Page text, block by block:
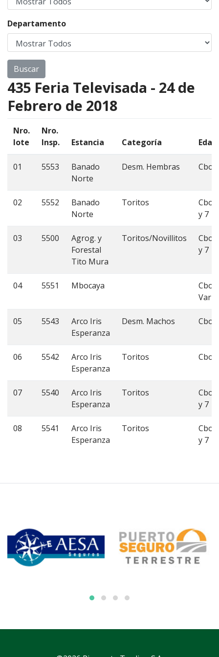
Departamento
435 Feria Televisada - 24 de
Febrero de 2018
Nro.
lote
Nro.
Insp.
Estancia Categoría Edad
01 5553
Banado
Norte
Desm. Hembras Cbo 7
02 5552
Banado
Norte
Toritos
Cbo 6
y 7
03 5500
Agrog. y
Forestal
Tito Mura
Toritos/Novillitos
Cbo 6
y 7
04 5551 Mbocaya
Cbo
05 5543
Arco Iris
Esperanza
Desm. Machos Cbo 7
06 5542
Arco Iris
Esperanza
Toritos Cbo 7
07 5540
Arco Iris
Esperanza
Toritos
Cbo 6
y 7
08 5541
Arco Iris
Esperanza
Toritos
Cbo 6
y 7